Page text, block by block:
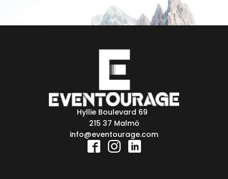
Hyllie Boulevard 69
215 37 Malmö
info@eventourage.com